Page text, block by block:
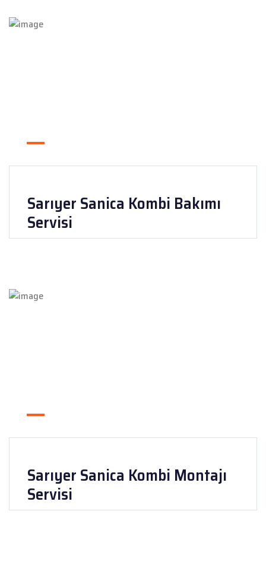
Sarıyer Sanica Kombi Bakımı
Servisi
Sarıyer Sanica Kombi Montajı
Servisi